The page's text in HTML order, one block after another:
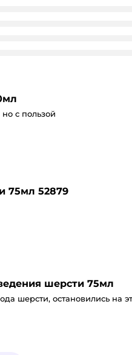
с пользой
75мл 52879
шерсти 75мл
шерсти, остановились на